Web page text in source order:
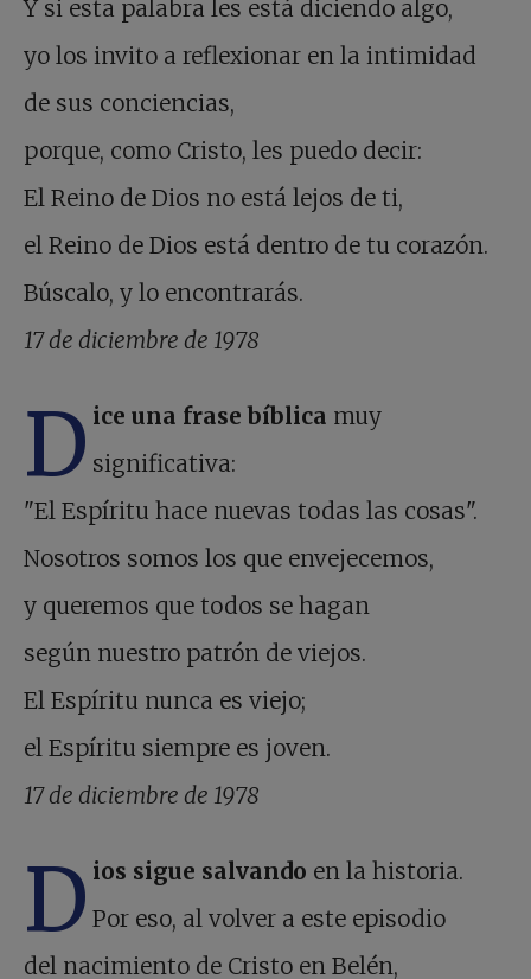
Y si esta palabra les está diciendo algo,
yo los invito a reflexionar en la intimidad
de sus conciencias,
porque, como Cristo, les puedo decir:
El Reino de Dios no está lejos de ti,
el Reino de Dios está dentro de tu corazón.
Búscalo, y lo encontrarás.
17 de diciembre de 1978
D ice una frase bíblica muy
significativa:
"El Espíritu hace nuevas todas las cosas".
Nosotros somos los que envejecemos,
y queremos que todos se hagan
según nuestro patrón de viejos.
El Espíritu nunca es viejo;
el Espíritu siempre es joven.
17 de diciembre de 1978
D ios sigue salvando en la historia.
Por eso, al volver a este episodio
del nacimiento de Cristo en Belén,